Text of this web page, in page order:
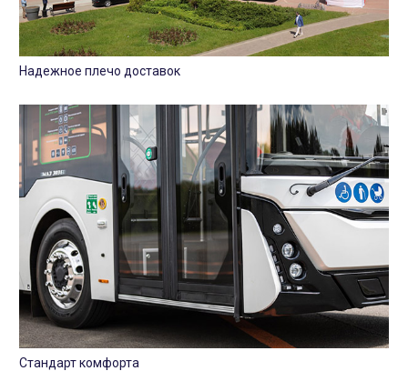
Надежное плечо доставок
Стандарт комфорта